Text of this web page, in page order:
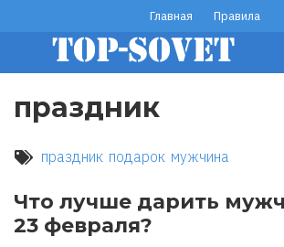
основному
содержанию
footer
menu
Главная Правила
праздник
праздник подарок мужчина
Что лучше дарить
23 февраля?